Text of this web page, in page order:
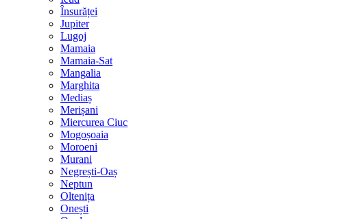
Însurăței
Jupiter
Lugoj
Mamaia
Mamaia-Sat
Mangalia
Marghita
Mediaș
Merișani
Miercurea Ciuc
Mogoșoaia
Moroeni
Murani
Negrești-Oaș
Neptun
Oltenița
Onești